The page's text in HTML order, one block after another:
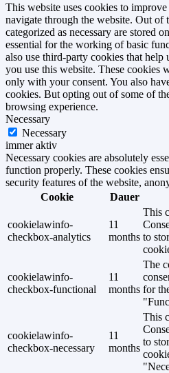
This website uses cookies to
navigate through the website. Out of
categorized as necessary are stored
essential for the working of basic
also use third-party cookies that help
you use this website. These cookies
only with your consent. You also
cookies. But opting out of some of
browsing experience.
Necessary
Necessary
immer aktiv
Necessary cookies are absolutely
function properly. These cookies
security features of the website,
Cookie
Dauer
cookielawinfo-
checkbox-analytics
11
months
This
to
cookielawinfo-
checkbox-functional
11
months
The
for
cookielawinfo-
checkbox-necessary
11
months
This
to